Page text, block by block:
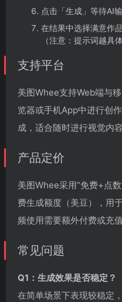
点击「生成」等待AI
在结果中选择满意作
（注意：提示词越具
支持平台
美图Whee支持Web端与
览器或手机App中进行创
成，适合随时进行视觉内容
产品定价
美图Whee采用“免费+点
费生成额度（美豆），用
频使用需要额外付费或充值
常见问题
Q1：生成效果是否稳定？
在简单场景下表现较稳定